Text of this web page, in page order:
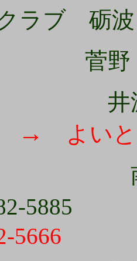
ラブ 砺
菅野
波町
→
よい
市
82-
5666